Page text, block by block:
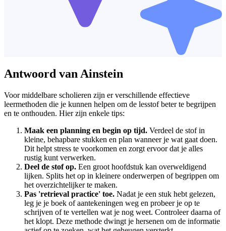
Antwoord van Ainstein
Voor middelbare scholieren zijn er verschillende effectieve
leermethoden die je kunnen helpen om de lesstof beter te begrijpen
en te onthouden. Hier zijn enkele tips:
Maak een planning en begin op tijd. Verdeel de stof in
kleine, behapbare stukken en plan wanneer je wat gaat doen.
Dit helpt stress te voorkomen en zorgt ervoor dat je alles
rustig kunt verwerken.
Deel de stof op. Een groot hoofdstuk kan overweldigend
lijken. Splits het op in kleinere onderwerpen of begrippen om
het overzichtelijker te maken.
Pas 'retrieval practice' toe. Nadat je een stuk hebt gelezen,
leg je je boek of aantekeningen weg en probeer je op te
schrijven of te vertellen wat je nog weet. Controleer daarna of
het klopt. Deze methode dwingt je hersenen om de informatie